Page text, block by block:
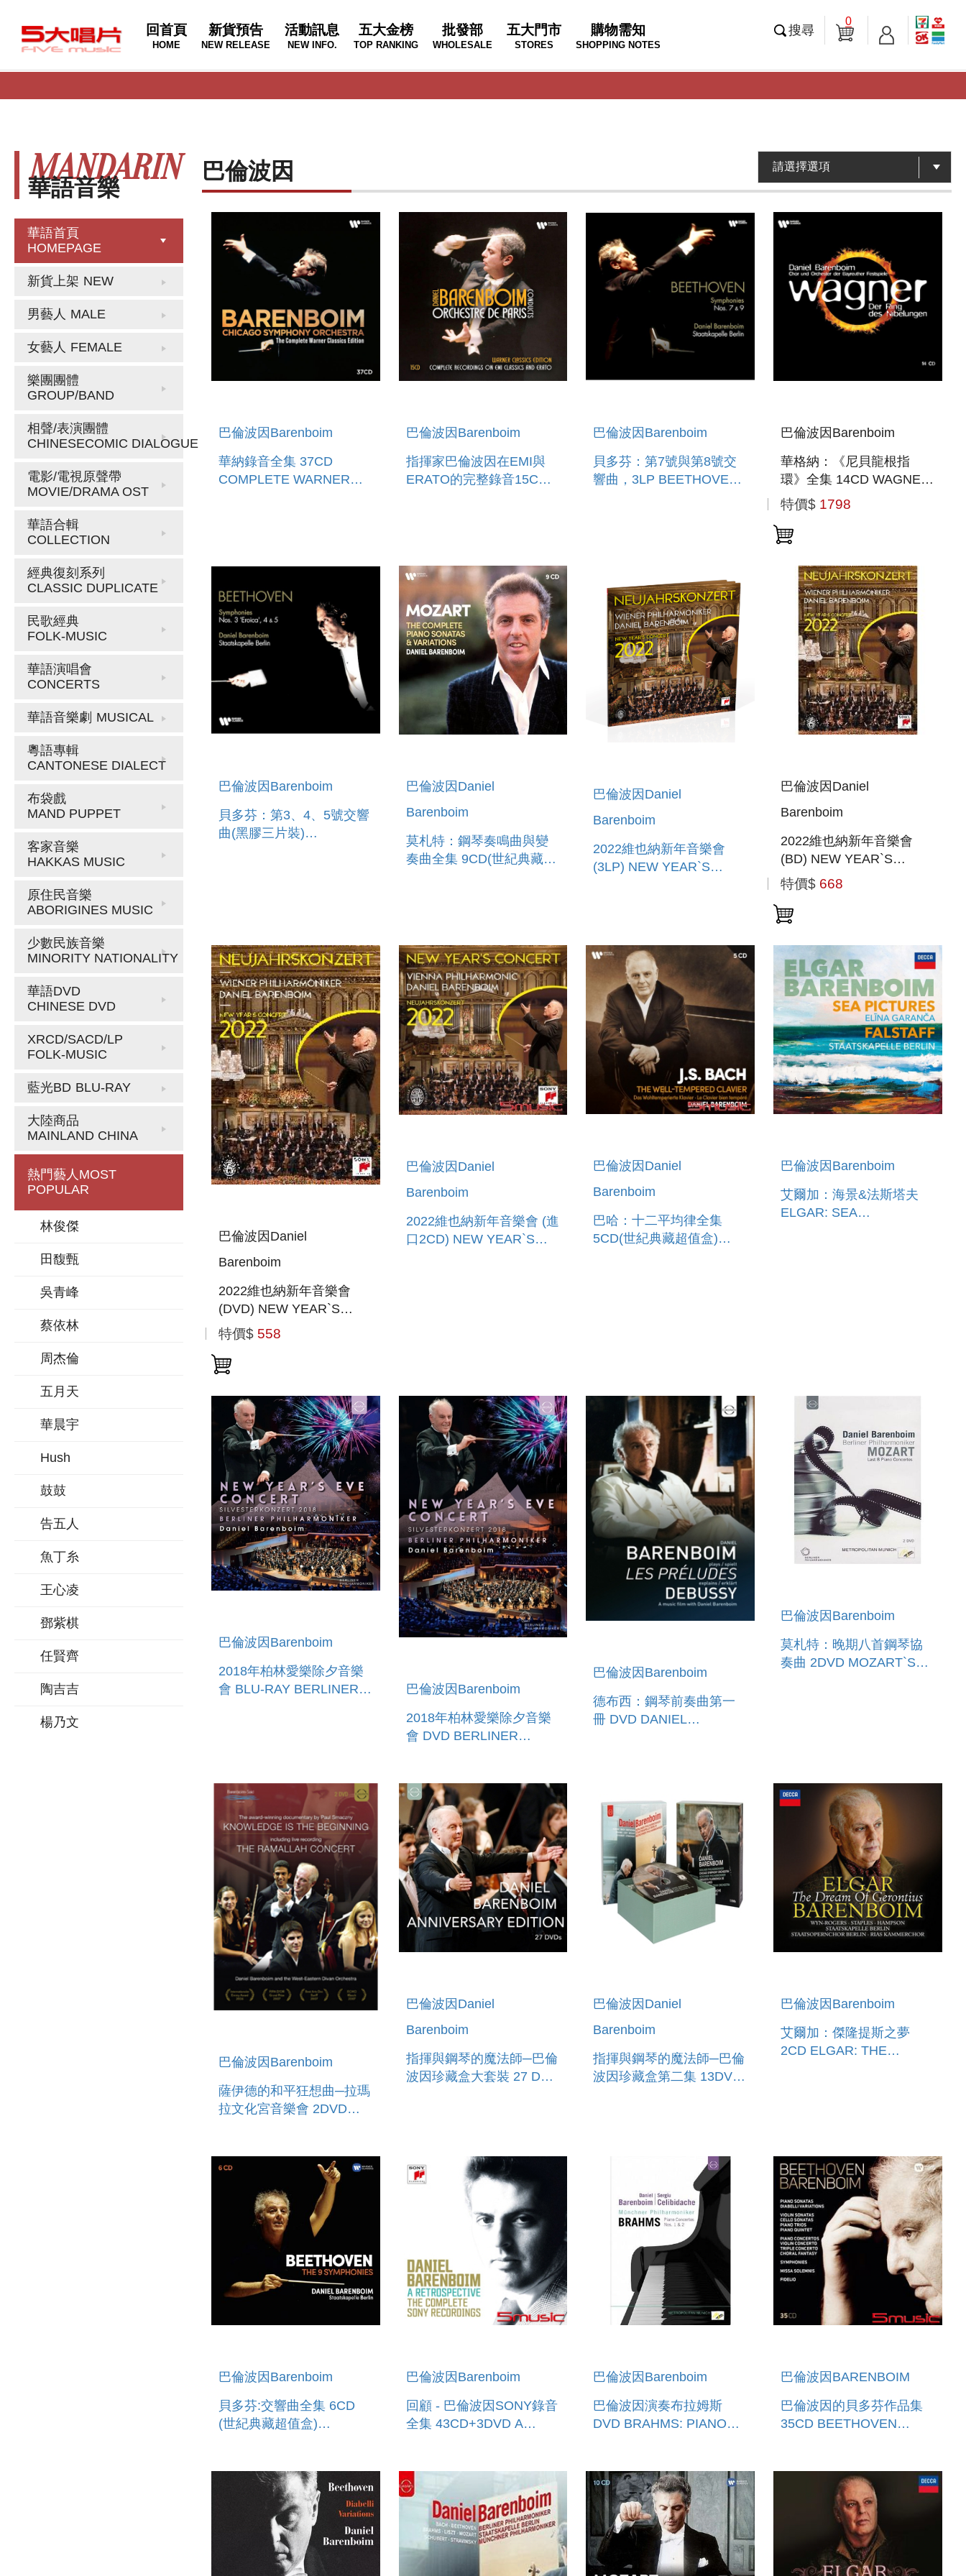
回首頁
HOME
新貨預告
NEW RELEASE
活動訊息
NEW INFO.
五大金榜
TOP RANKING
批發部
WHOLESALE
五大門市
STORES
購物需知
SHOPPING NOTES
搜尋
0
華語音樂
MANDARIN
華語首頁
HOMEPAGE
新貨上架 NEW
男藝人 MALE
女藝人 FEMALE
樂團團體
GROUP/BAND
相聲/表演團體
CHINESECOMIC DIALOGUE
電影/電視原聲帶
MOVIE/DRAMA OST
華語合輯
COLLECTION
經典復刻系列
CLASSIC DUPLICATE
民歌經典
FOLK-MUSIC
華語演唱會
CONCERTS
華語音樂劇 MUSICAL
粵語專輯
CANTONESE DIALECT
布袋戲
MAND PUPPET
客家音樂
HAKKAS MUSIC
原住民音樂
ABORIGINES MUSIC
少數民族音樂
MINORITY NATIONALITY
華語DVD
CHINESE DVD
XRCD/SACD/LP
FOLK-MUSIC
藍光BD BLU-RAY
大陸商品
MAINLAND CHINA
熱門藝人 MOST
POPULAR
林俊傑
田馥甄
吳青峰
蔡依林
周杰倫
五月天
華晨宇
Hush
鼓鼓
告五人
魚丁糸
王心凌
鄧紫棋
任賢齊
陶吉吉
楊乃文
巴倫波因
巴倫波因Barenboim
華納錄音全集 37CD
COMPLETE WARNER
巴倫波因Barenboim
指揮家巴倫波因在EMI與
ERATO的完整錄音15CD
巴倫波因Barenboim
貝多芬：第7號與第8號交
響曲，3LP BEETHOVEN:
巴倫波因Barenboim
華格納：《尼貝龍根指
環》全集 14CD WAGNER:
DER RING DES
NIBELUNGEN 14CD
特價$ 1798
巴倫波因Barenboim
貝多芬：第3、4、5號交響
曲(黑膠三片裝)
巴倫波因Daniel
Barenboim
莫札特：鋼琴奏鳴曲與變
奏曲全集 9CD(世紀典藏超
巴倫波因Daniel
Barenboim
2022維也納新年音樂會
(3LP) NEW YEAR`S
巴倫波因Daniel
Barenboim
2022維也納新年音樂會
(BD) NEW YEAR`S
CONCERT 2022 (BD)
特價$ 668
巴倫波因Daniel
Barenboim
2022維也納新年音樂會
(DVD) NEW YEAR`S
CONCERT 2022 (DVD)
特價$ 558
巴倫波因Daniel
Barenboim
2022維也納新年音樂會 (進
口2CD) NEW YEAR`S
巴倫波因Daniel
Barenboim
巴哈：十二平均律全集
5CD(世紀典藏超值盒)
巴倫波因Barenboim
艾爾加：海景&法斯塔夫
ELGAR: SEA
巴倫波因Barenboim
2018年柏林愛樂除夕音樂
會 BLU-RAY BERLINER
巴倫波因Barenboim
2018年柏林愛樂除夕音樂
會 DVD BERLINER
CONCERT 2018/2019
巴倫波因Barenboim
德布西：鋼琴前奏曲第一
冊 DVD DANIEL
巴倫波因Barenboim
莫札特：晚期八首鋼琴協
奏曲 2DVD MOZART`S
巴倫波因Barenboim
薩伊德的和平狂想曲─拉瑪
拉文化宮音樂會 2DVD
RAMALLAH CONCERT
巴倫波因Daniel
Barenboim
指揮與鋼琴的魔法師─巴倫
波因珍藏盒大套裝 27 DVD
巴倫波因Daniel
Barenboim
指揮與鋼琴的魔法師─巴倫
波因珍藏盒第二集 13DVD
巴倫波因Barenboim
艾爾加：傑隆提斯之夢
2CD ELGAR: THE
巴倫波因Barenboim
貝多芬:交響曲全集 6CD
(世紀典藏超值盒)
巴倫波因Barenboim
回顧 - 巴倫波因SONY錄音
全集 43CD+3DVD A
RECORDINGS
(43CD+3DVD)
巴倫波因Barenboim
巴倫波因演奏布拉姆斯
DVD BRAHMS: PIANO
巴倫波因BARENBOIM
巴倫波因的貝多芬作品集
35CD BEETHOVEN